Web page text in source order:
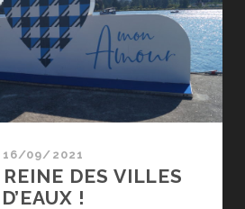
16/09/2021
DES VILLES
D’EAUX !